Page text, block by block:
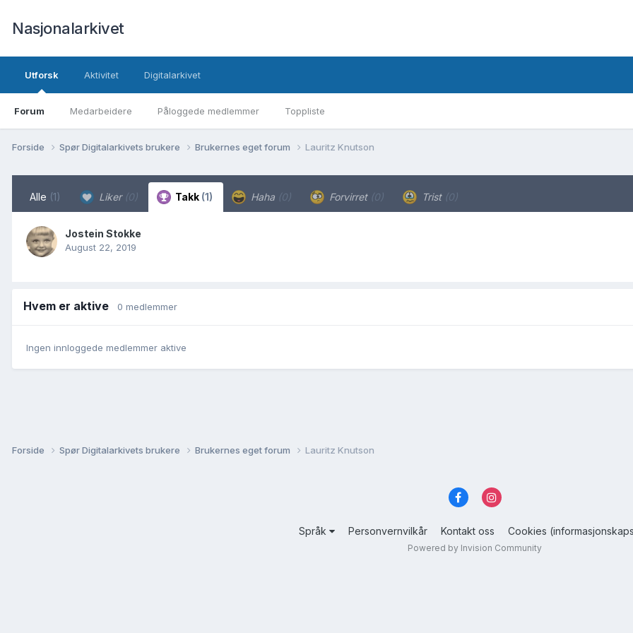
Nasjonalarkivet
Utforsk
Forum Medarbeidere Påloggede medlemmer Toppliste
Aktivitet Digitalarkivet
Forside Spør Digitalarkivets brukere Brukernes eget forum Lauritz Knutson
Alle (1) Liker (0) Takk (1) Haha (0) Forvirret (0) Trist (0)
Jostein Stokke
August 22, 2019
Hvem er aktive 0 medlemmer
Ingen innloggede medlemmer aktive
Forside Spør Digitalarkivets brukere Brukernes eget forum Lauritz Knutson
Språk Personvernvilkår Kontakt oss Cookies
Powered by Invision Community